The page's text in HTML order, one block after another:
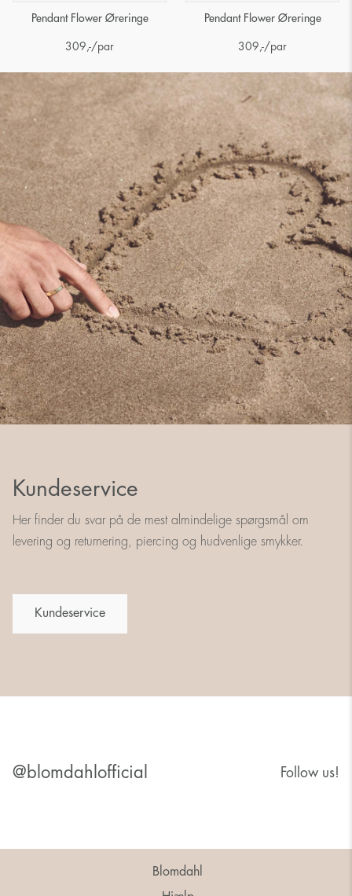
Pendant Flower Øreringe
309 ,-/par
Pendant Flower Øreringe
309 ,-/par
Kundeservice
Her finder du svar på de mest almindelige spørgsmål om
levering og returnering, piercing og hudvenlige smykker.
Kundeservice
@blomdahlofficial Follow us!
Blomdahl